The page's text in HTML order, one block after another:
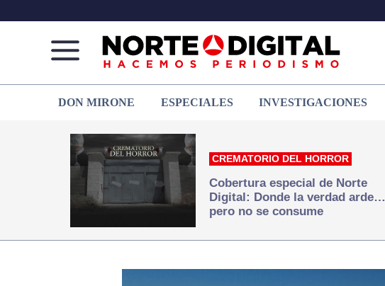
de
Juárez
que
hacemos periodismo
DON MIRONE ESPECIALES INVESTIGACIONES
CREMATORIO DEL HORROR
Cobertura especial de Norte
Digital: Donde la verdad arde…
pero no se consume